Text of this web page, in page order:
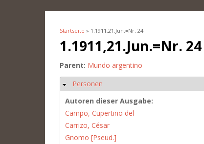
Sie sind hier
Startseite » 1.1911,21.Jun.=Nr. 24
1.1911,21.Jun.=Nr. 24
Parent: Mundo argentino
Ausblenden
Personen
Autoren dieser Ausgabe:
Campo, Cupertino del
Carrizo, César
Gnomo [Pseud.]